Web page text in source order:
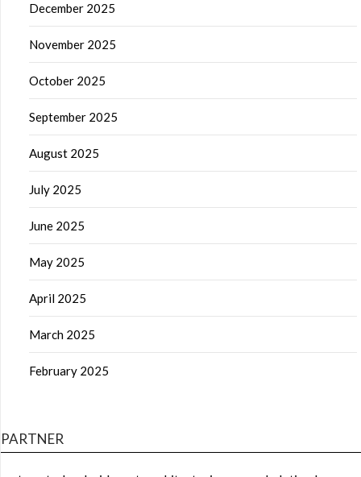
December 2025
November 2025
October 2025
September 2025
August 2025
July 2025
June 2025
May 2025
April 2025
March 2025
February 2025
PARTNER